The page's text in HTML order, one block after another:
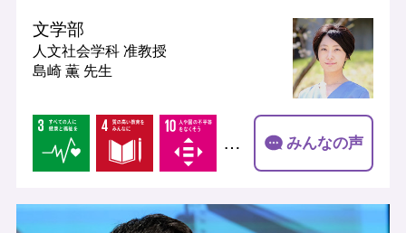
文学部
人文社会学科 准教授
島崎 薫 先生
… みんなの声